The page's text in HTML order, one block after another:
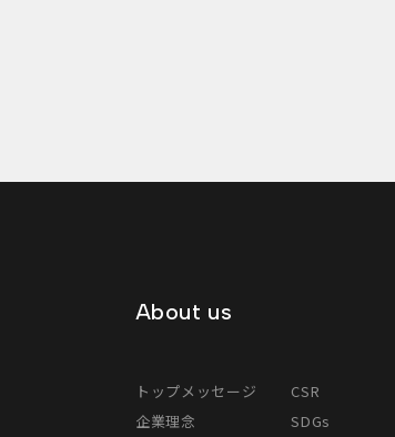
About us
トップメッセージ
企業理念
CSR
SDGs